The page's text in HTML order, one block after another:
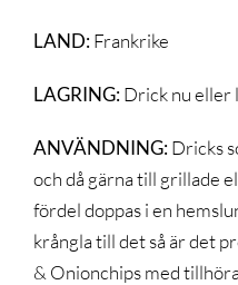
LAND:Frankrike
LAGRING:Drick nu eller
ANVÄNDNING:Dricks
och då gärna till grillade
fördel doppas i en
krångla till det så är det
& Onionchips med